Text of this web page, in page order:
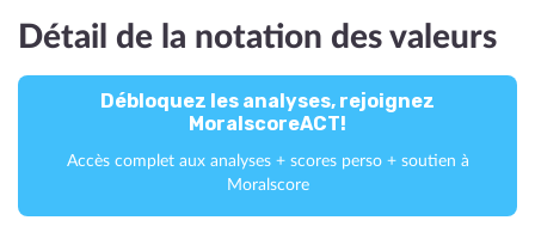
Détail de la notation des valeurs
Débloquez les analyses, rejoignez
MoralscoreACT!
Accès complet aux analyses + scores perso + soutien à
Moralscore